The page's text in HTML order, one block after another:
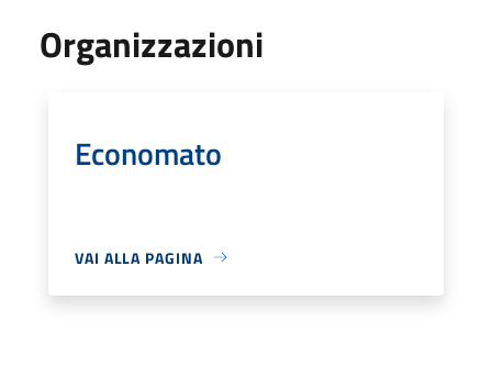
Organizzazioni
Economato
VAI ALLA PAGINA